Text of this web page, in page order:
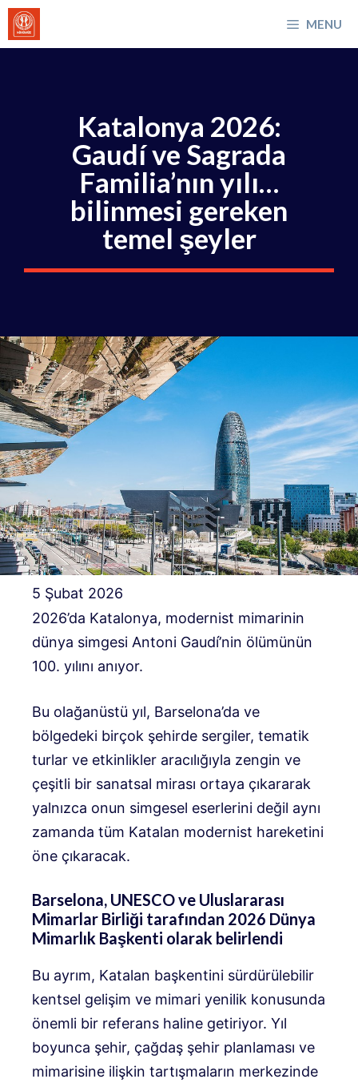
İçeriğe
atla
MENU
Katalonya 2026:
Gaudí ve Sagrada
Familia’nın yılı…
bilinmesi gereken
temel şeyler
5 Şubat 2026
2026’da Katalonya, modernist mimarinin
dünya simgesi Antoni Gaudí’nin ölümünün
100. yılını anıyor.
Bu olağanüstü yıl, Barselona’da ve
bölgedeki birçok şehirde sergiler, tematik
turlar ve etkinlikler aracılığıyla zengin ve
çeşitli bir sanatsal mirası ortaya çıkararak
yalnızca onun simgesel eserlerini değil aynı
zamanda tüm Katalan modernist hareketini
öne çıkaracak.
Barselona, ​​UNESCO ve Uluslararası
Mimarlar Birliği tarafından 2026 Dünya
Mimarlık Başkenti olarak belirlendi
Bu ayrım, Katalan başkentini sürdürülebilir
kentsel gelişim ve mimari yenilik konusunda
önemli bir referans haline getiriyor. Yıl
boyunca şehir, çağdaş şehir planlaması ve
mimarisine ilişkin tartışmaların merkezinde